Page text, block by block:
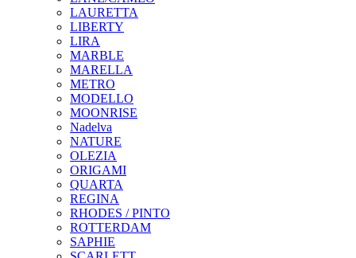
LAURETTA
LIBERTY
LIRA
MARBLE
MARELLA
METRO
MODELLO
MOONRISE
Nadelva
NATURE
OLEZIA
ORIGAMI
QUARTA
REGINA
RHODES / PINTO
ROTTERDAM
SAPHIE